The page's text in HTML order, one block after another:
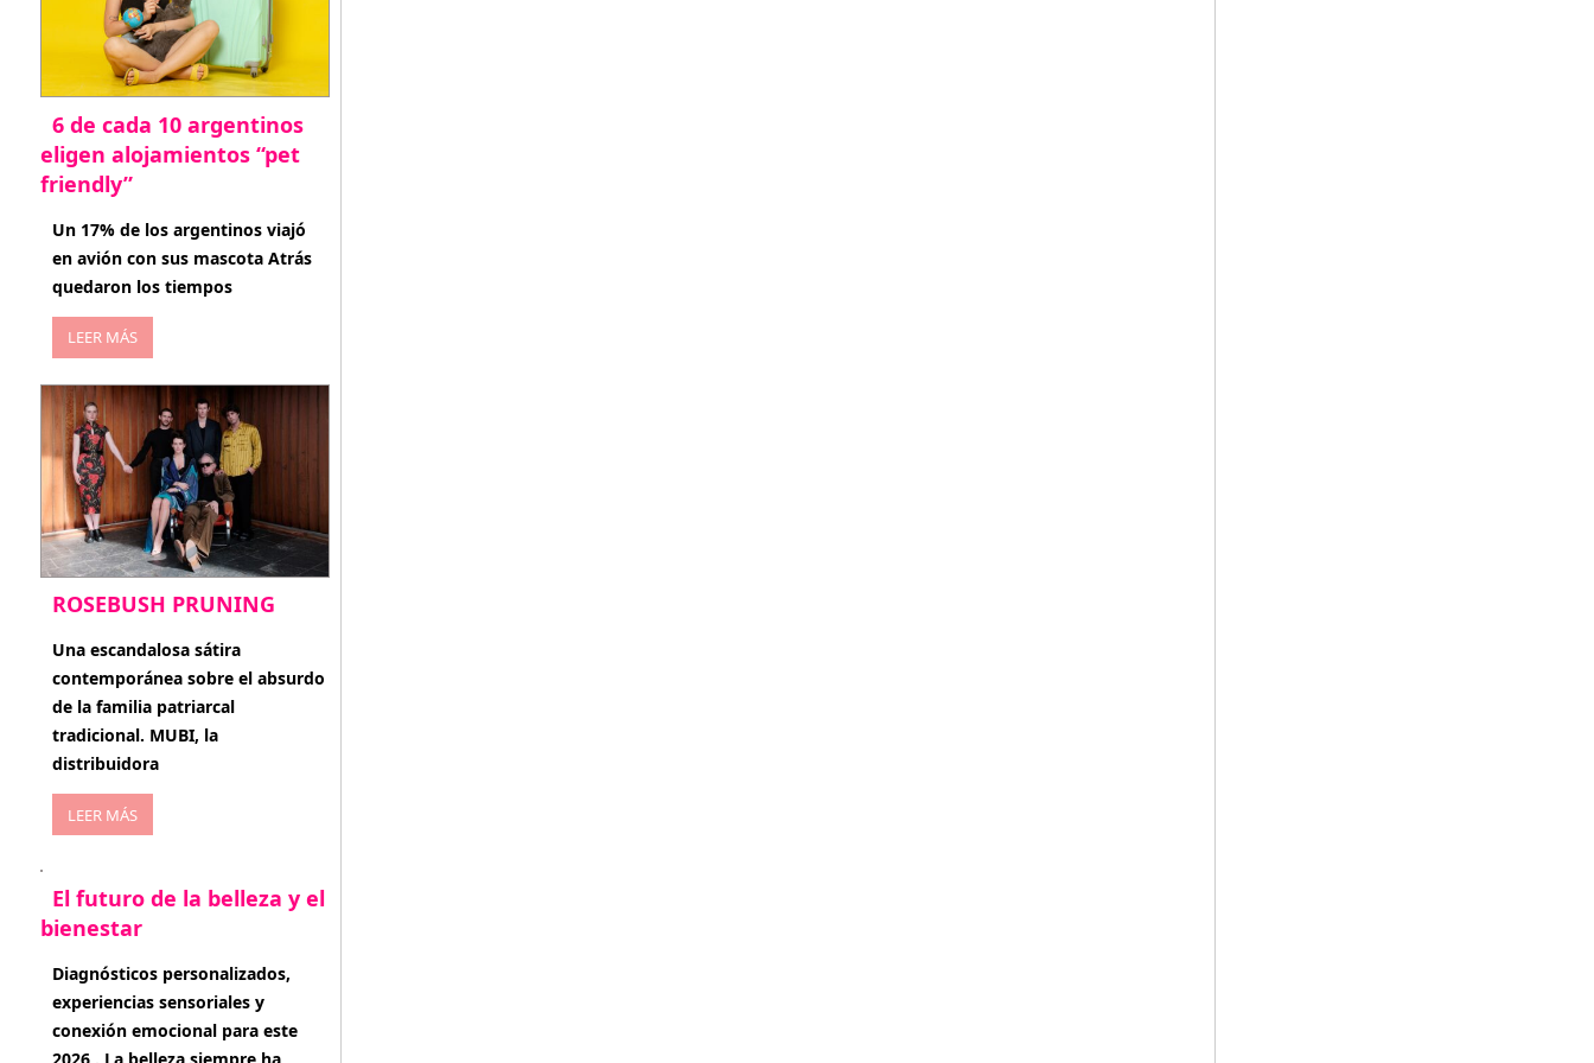
6 de cada 10 argentinos
eligen alojamientos “pet
friendly”
abril 27, 2026
Un 17% de los argentinos viajó
en avión con sus mascota Atrás
quedaron los tiempos
LEER MÁS
ROSEBUSH PRUNING
enero 20, 2026
Una escandalosa sátira
contemporánea sobre el absurdo
de la familia patriarcal
tradicional. MUBI, la
distribuidora
LEER MÁS
El futuro de la belleza y el
bienestar
enero 15, 2026
Diagnósticos personalizados,
experiencias sensoriales y
conexión emocional para este